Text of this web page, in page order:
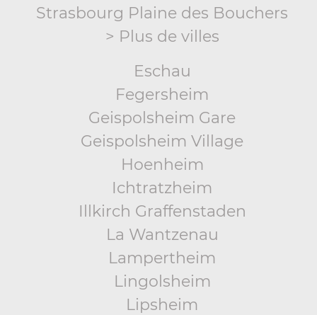
Strasbourg Plaine des Bouchers
> Plus de villes
Eschau
Fegersheim
Geispolsheim Gare
Geispolsheim Village
Hoenheim
Ichtratzheim
Illkirch Graffenstaden
La Wantzenau
Lampertheim
Lingolsheim
Lipsheim